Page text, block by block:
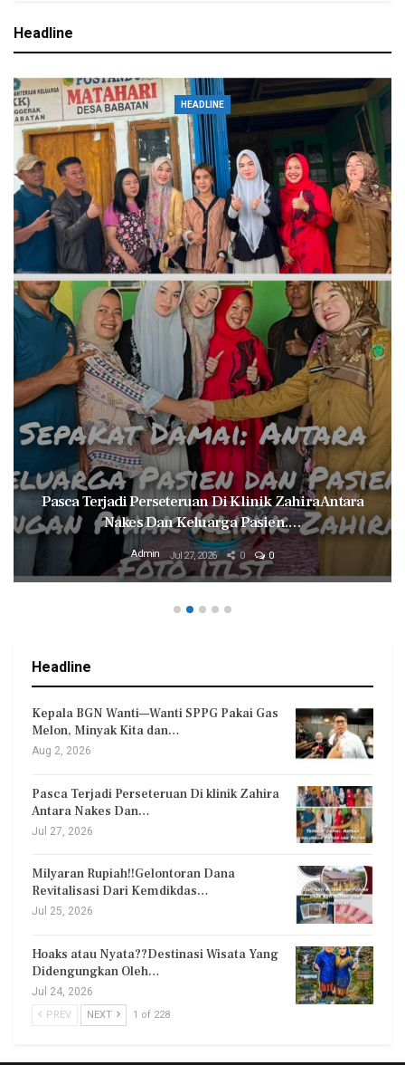
Headline
HEADLINE
Pasca Terjadi Perseteruan Di Klinik Zahira Antara
Nakes Dan Keluarga Pasien.…
Admin Jul 27, 2026 0 0
Headline
Kepala BGN Wanti—Wanti SPPG Pakai Gas
Melon, Minyak Kita dan…
Aug 2, 2026
Pasca Terjadi Perseteruan Di klinik Zahira
Antara Nakes Dan…
Jul 27, 2026
Milyaran Rupiah!!Gelontoran Dana
Revitalisasi Dari Kemdikdas…
Jul 25, 2026
Hoaks atau Nyata??Destinasi Wisata Yang
Didengungkan Oleh…
Jul 24, 2026
PREV NEXT 1 of 228